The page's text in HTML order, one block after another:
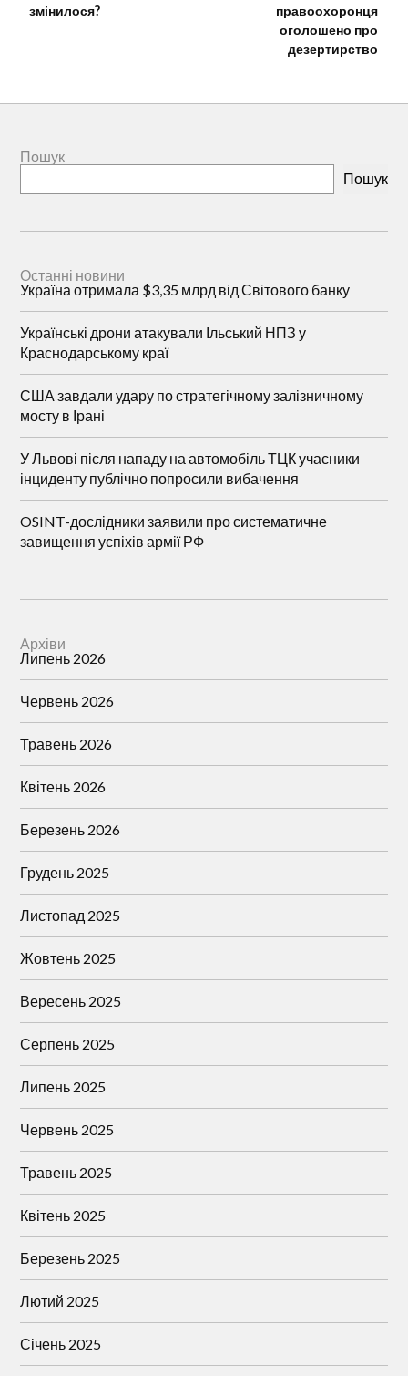
змінилося?
правоохоронця
оголошено про
дезертирство
Пошук
Пошук
Останні новини
Україна отримала $3,35 млрд від Світового банку
Українські дрони атакували Ільський НПЗ у
Краснодарському краї
США завдали удару по стратегічному залізничному
мосту в Ірані
У Львові після нападу на автомобіль ТЦК учасники
інциденту публічно попросили вибачення
OSINT-дослідники заявили про систематичне
завищення успіхів армії РФ
Архіви
Липень 2026
Червень 2026
Травень 2026
Квітень 2026
Березень 2026
Грудень 2025
Листопад 2025
Жовтень 2025
Вересень 2025
Серпень 2025
Липень 2025
Червень 2025
Травень 2025
Квітень 2025
Березень 2025
Лютий 2025
Січень 2025